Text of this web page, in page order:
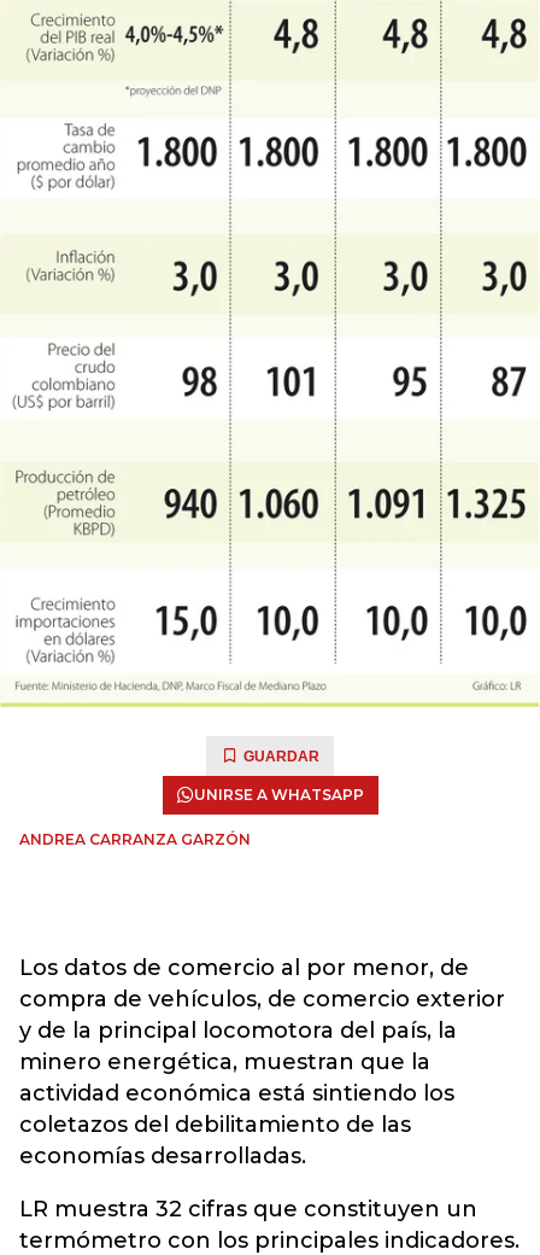
GUARDAR
UNIRSE A WHATSAPP
ANDREA CARRANZA GARZÓN
Los datos de comercio al por menor, de
compra de vehículos, de comercio exterior
y de la principal locomotora del país, la
minero energética, muestran que la
actividad económica está sintiendo los
coletazos del debilitamiento de las
economías desarrolladas.
LR muestra 32 cifras que constituyen un
termómetro con los principales indicadores.